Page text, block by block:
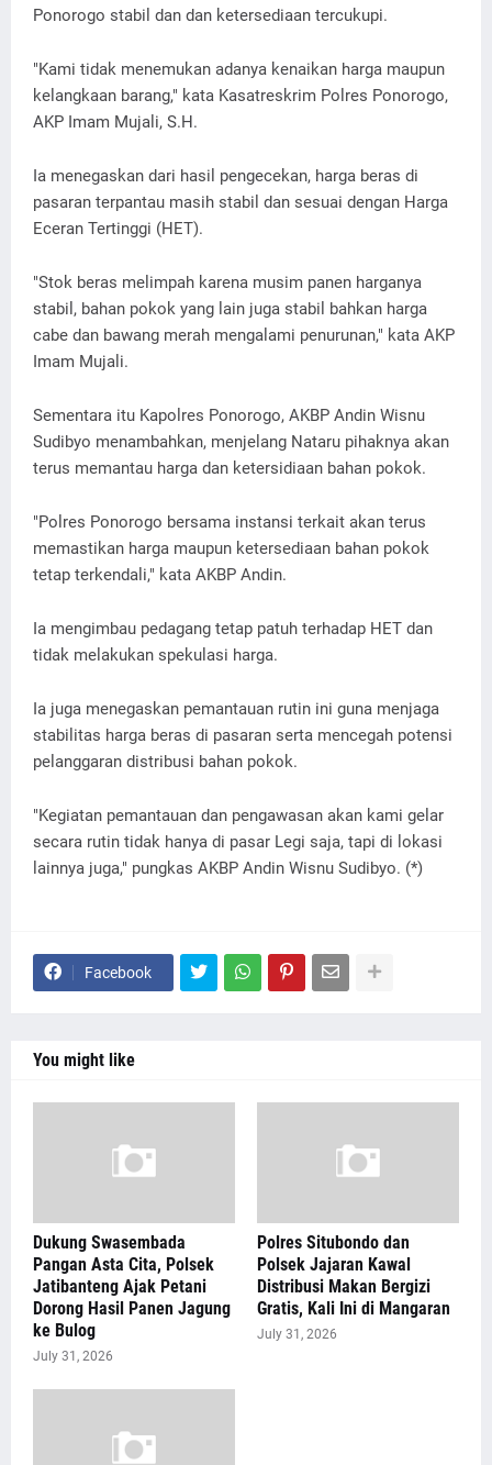
Ponorogo stabil dan dan ketersediaan tercukupi.
"Kami tidak menemukan adanya kenaikan harga maupun
kelangkaan barang," kata Kasatreskrim Polres Ponorogo,
AKP Imam Mujali, S.H.
Ia menegaskan dari hasil pengecekan, harga beras di
pasaran terpantau masih stabil dan sesuai dengan Harga
Eceran Tertinggi (HET).
"Stok beras melimpah karena musim panen harganya
stabil, bahan pokok yang lain juga stabil bahkan harga
cabe dan bawang merah mengalami penurunan," kata AKP
Imam Mujali.
Sementara itu Kapolres Ponorogo, AKBP Andin Wisnu
Sudibyo menambahkan, menjelang Nataru pihaknya akan
terus memantau harga dan ketersidiaan bahan pokok.
"Polres Ponorogo bersama instansi terkait akan terus
memastikan harga maupun ketersediaan bahan pokok
tetap terkendali," kata AKBP Andin.
Ia mengimbau pedagang tetap patuh terhadap HET dan
tidak melakukan spekulasi harga.
Ia juga menegaskan pemantauan rutin ini guna menjaga
stabilitas harga beras di pasaran serta mencegah potensi
pelanggaran distribusi bahan pokok.
"Kegiatan pemantauan dan pengawasan akan kami gelar
secara rutin tidak hanya di pasar Legi saja, tapi di lokasi
lainnya juga," pungkas AKBP Andin Wisnu Sudibyo. (*)
Facebook
You might like
Dukung Swasembada
Pangan Asta Cita, Polsek
Jatibanteng Ajak Petani
Dorong Hasil Panen Jagung
ke Bulog
July 31, 2026
Polres Situbondo dan
Polsek Jajaran Kawal
Distribusi Makan Bergizi
Gratis, Kali Ini di Mangaran
July 31, 2026